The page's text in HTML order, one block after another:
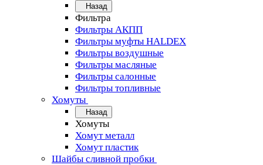
Назад
Фильтра
Фильтры АКПП
Фильтры муфты HALDEX
Фильтры воздушные
Фильтры масляные
Фильтры салонные
Фильтры топливные
Хомуты
Назад
Хомуты
Хомут металл
Хомут пластик
Шайбы сливной пробки